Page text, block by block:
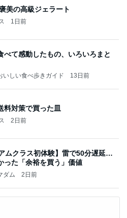
美の高級ジェラート
1日前
べて感動したもの、いろいろまと
いしい食べ歩きガイド 13日前
料対策で買った皿
2日前
ムクラス初体験】雷で50分遅延…
った「余裕を買う」価値
ダム 2日前